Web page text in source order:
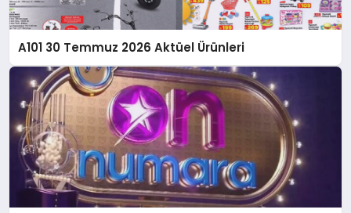
A101 30 Temmuz 2026 Aktüel Ürünleri